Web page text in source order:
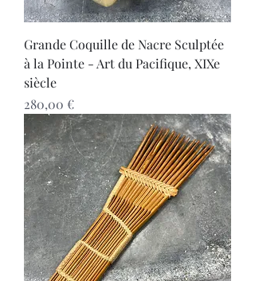
Grande Coquille de Nacre Sculptée
à la Pointe - Art du Pacifique, XIXe
siècle
Prix
280,00 €